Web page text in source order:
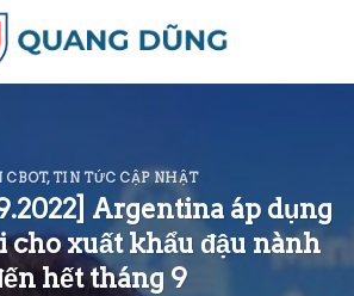
CBOT,TIN TỨC CẬP NHẬT
Argentina áp dụng
cho xuất khẩu đậu nành
hết tháng 9